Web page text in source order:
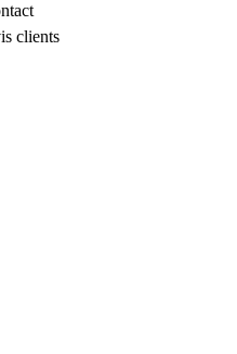
clients